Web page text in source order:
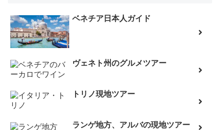
ベネチア日本人ガイド
ヴェネト州のグルメツアー
トリノ現地ツアー
ランゲ地方、アルバの現地ツアー